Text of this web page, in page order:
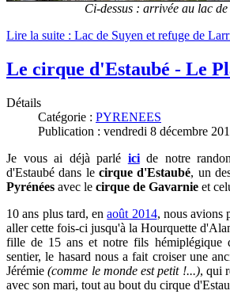
Ci-dessus : arrivée au lac de
Lire la suite : Lac de Suyen et refuge de
Le cirque d'Estaubé - Le
Détails
Catégorie : PYRENEES
Publication : vendredi 8 décembre
Je vous ai déjà parlé icide notre
d'Estaubé dans le cirque d'Estaubé, un
Pyrénées avec le cirque de Gavarnie et
10 ans plus tard, enaoût 2014, nous avions
aller cette fois-ci jusqu'à la Hourquette
fille de 15 ans et notre fils hémiplégique
sentier, le hasard nous a fait croiser une
Jérémie (comme le monde est petit !...), qui
avec son mari, tout au bout du cirque